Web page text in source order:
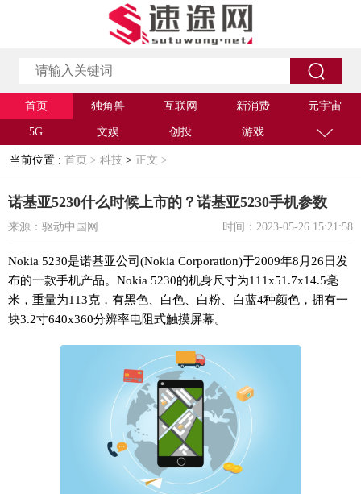
首页 独角兽 互联网 新消费 元宇宙
5G 文娱 创投 游戏
当前位置 : 首页 > 科技 > 正文 >
诺基亚5230什么时候上市的？诺基亚5230手机参数
来源：驱动中国网 时间：2023-05-26 15:21:58
Nokia 5230是诺基亚公司(Nokia Corporation)于2009年8月26日发
布的一款手机产品。Nokia 5230的机身尺寸为111x51.7x14.5毫
米，重量为113克，有黑色、白色、白粉、白蓝4种颜色，拥有一
块3.2寸640x360分辨率电阻式触摸屏幕。